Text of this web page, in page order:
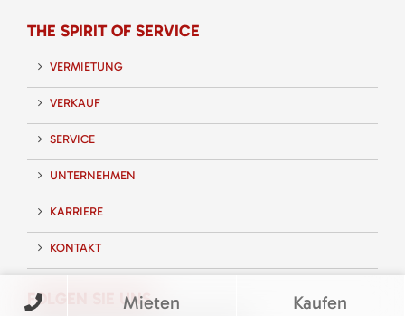
THE SPIRIT OF SERVICE
VERMIETUNG
VERKAUF
SERVICE
UNTERNEHMEN
KARRIERE
KONTAKT
FOLGEN SIE UNSMieten Kaufen